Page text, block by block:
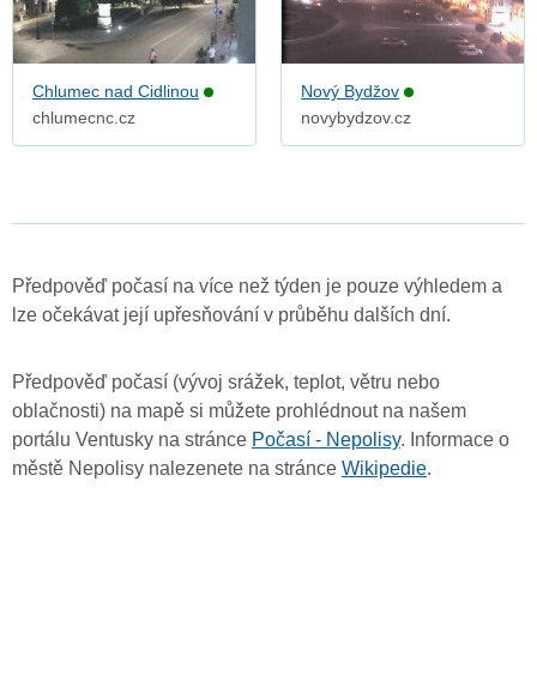
Chlumec nad Cidlinou
chlumecnc.cz
Nový Bydžov
novybydzov.cz
Předpověď počasí na více než týden je pouze výhledem a
lze očekávat její upřesňování v průběhu dalších dní.
Předpověď počasí (vývoj srážek, teplot, větru nebo
oblačnosti) na mapě si můžete prohlédnout na našem
portálu Ventusky na stránce Počasí - Nepolisy. Informace o
městě Nepolisy nalezenete na stránce Wikipedie.